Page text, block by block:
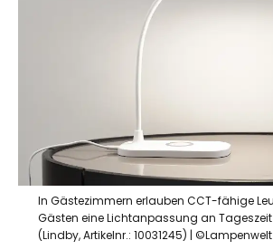
In Gästezimmern erlauben CCT-fähige
Gästen eine Lichtanpassung an
(Lindby, Artikelnr.: 10031245) |